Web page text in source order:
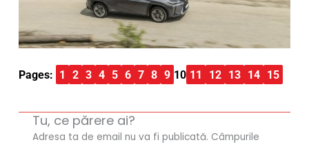
Pages: 1 2 3 4 5 6 7 8 9 10 11 12 13 14 15
Tu, ce părere ai?
Adresa ta de email nu va fi publicată. Câmpurile